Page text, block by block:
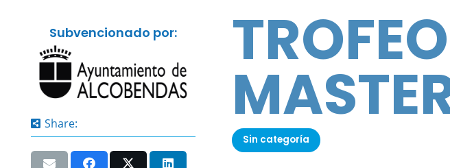
Subvencionado por:
Share:
Sin categoría